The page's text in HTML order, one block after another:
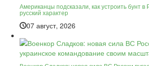
Американцы подсказали, как устроить бунт в
русский характер
07 август, 2026